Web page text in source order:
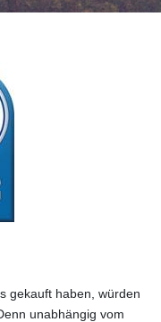
gekauft haben, würden
unabhängig vom